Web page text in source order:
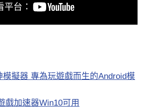
模擬器 專為玩遊戲而生的Android模
戲加速器Win10可用